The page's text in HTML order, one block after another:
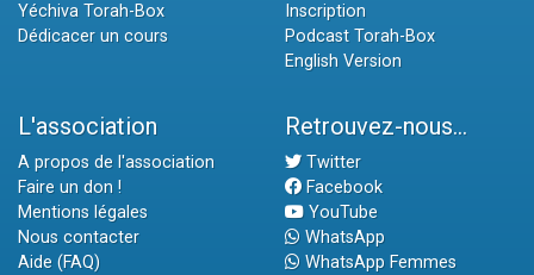
Yéchiva Torah-Box
Dédicacer un cours
Inscription
Podcast Torah-Box
English Version
L'association
A propos de l'association
Faire un don !
Mentions légales
Nous contacter
Aide (FAQ)
Retrouvez-nous...
Twitter
Facebook
YouTube
WhatsApp
WhatsApp Femmes